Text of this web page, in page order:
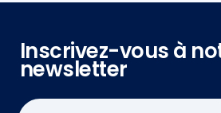
Inscrivez-vous à
newsletter